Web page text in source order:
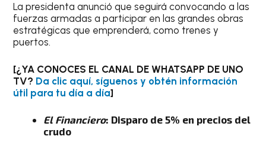
La presidenta anunció que seguirá convocando a las
fuerzas armadas a participar en las grandes obras
estratégicas que emprenderá, como trenes y
puertos.
[¿YA CONOCES EL CANAL DE WHATSAPP DE UNO
TV? Da clic aquí, síguenos y obtén información
útil para tu día a día]
El Financiero: Disparo de 5% en precios del
crudo